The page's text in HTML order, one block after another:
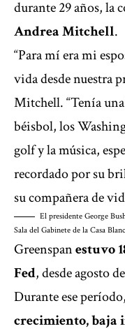
durante 29 años, la
Andrea Mitchell.
“Para mí era mi
vida desde nuestra
Mitchell. “Tenía
béisbol, los
golf y la música,
recordado por su
su compañera de
El presidente George
Sala del Gabinete de la Casa
Greenspanestuvo
Fed, desde agosto
Durante ese
crecimiento, baja